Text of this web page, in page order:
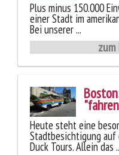
Plus minus 150.000
einer Stadt im
Bei unserer ...
Heute steht eine
Stadtbesichtigung auf
Duck Tours. Allein das